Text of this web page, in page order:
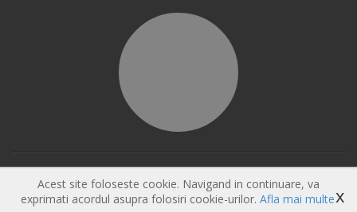
© Copyright 2026 Book Fast and Smart
Acest site foloseste cookie. Navigand in continuare, va
exprimati acordul asupra folosiri cookie-urilor. Afla mai multex